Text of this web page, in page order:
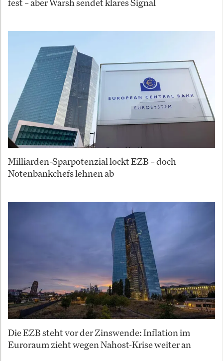
fest – aber Warsh sendet klares Signal
Milliarden-Sparpotenzial lockt EZB – doch
Notenbankchefs lehnen ab
Die EZB steht vor der Zinswende: Inflation im
Euroraum zieht wegen Nahost-Krise weiter an